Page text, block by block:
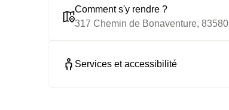
Comment s'y rendre ?
317 Chemin de Bonaventure,
Services et accessibilité